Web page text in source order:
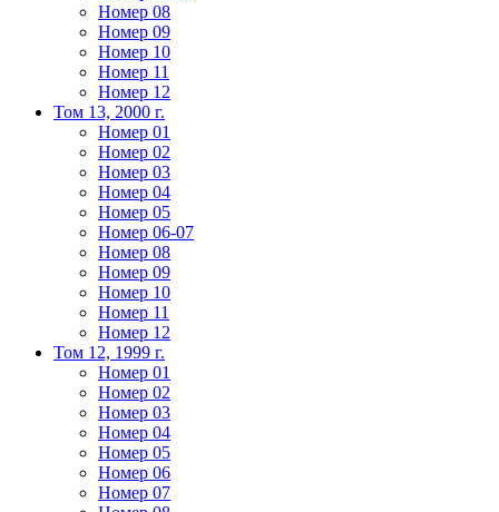
Номер 08
Номер 09
Номер 10
Номер 11
Номер 12
Том 13, 2000 г.
Номер 01
Номер 02
Номер 03
Номер 04
Номер 05
Номер 06-07
Номер 08
Номер 09
Номер 10
Номер 11
Номер 12
Том 12, 1999 г.
Номер 01
Номер 02
Номер 03
Номер 04
Номер 05
Номер 06
Номер 07